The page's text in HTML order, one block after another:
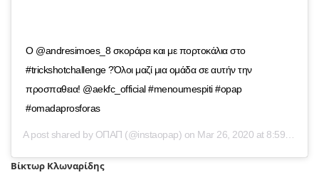
Ο @andresimoes_8 σκοράρει και με πορτοκάλια στο
#trickshotchallenge ?Όλοι μαζί μια ομάδα σε αυτήν την
προσπαθεια! @aekfc_official #menoumespiti #opap
#omadaprosforas
A post shared by ΟΠΑΠ (@instaopap) on Mar 26, 2020 at 8:59am PDT
Βίκτωρ Κλωναρίδης